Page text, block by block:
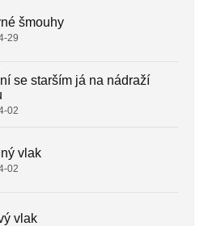
šmouhy
29
se starším já na nádraží
02
vlak
02
vlak